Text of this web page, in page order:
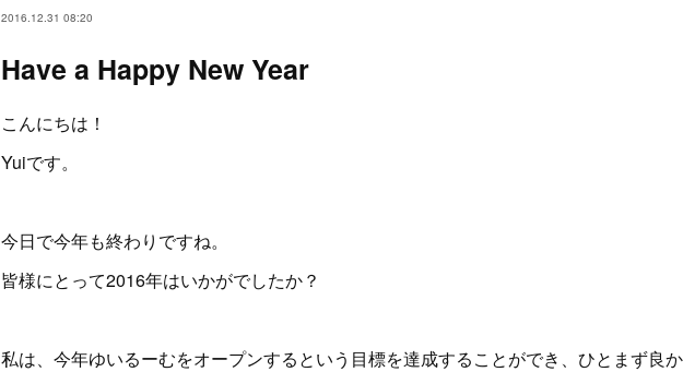
2016.12.31 08:20
Have a Happy New Year
こんにちは！
Yuiです。
今日で今年も終わりですね。
皆様にとって2016年はいかがでしたか？
私は、今年ゆいるーむをオープンするという目標を達成することができ、ひとまず良